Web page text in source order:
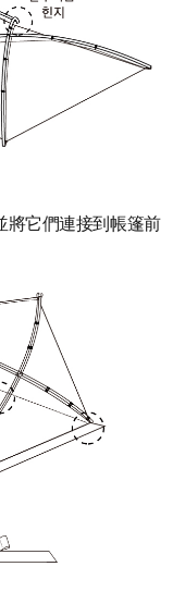
將它們連接到帳篷前